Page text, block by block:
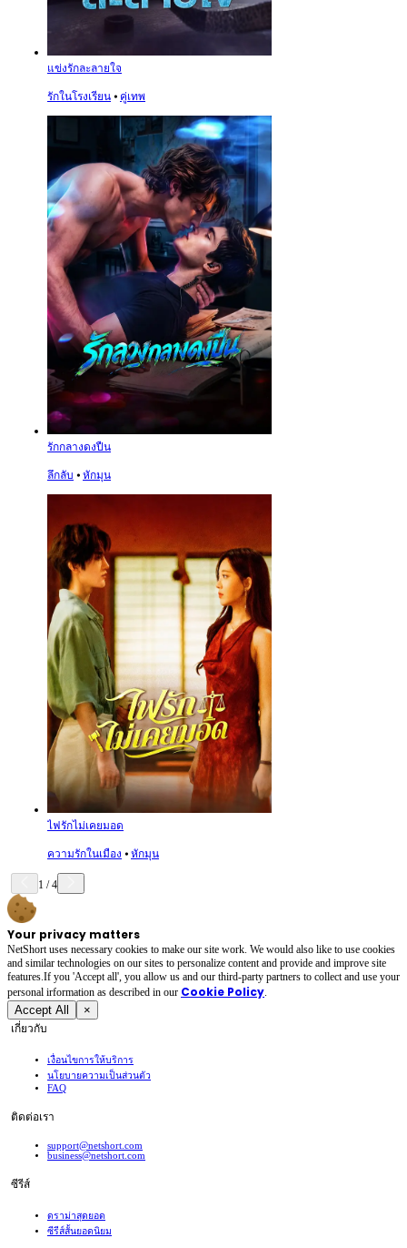
แข่งรักละลายใจ
รักในโรงเรียน ⦁ คู่เทพ
รักกลางดงปืน
ลึกลับ ⦁ หักมุน
ไฟรักไม่เคยมอด
ความรักในเมือง ⦁ หักมุน
1 /4
Your privacy matters
NetShort uses necessary cookies to make our site work. We would also like to use cookies
and similar technologies on our sites to personalize content and provide and improve site
features.If you 'Accept all', you allow us and our third-party partners to collect and use your
personal irformation as described in our Cookie Policy.
Accept All ×
เกี่ยวกับ
เงื่อนไขการให้บริการ
นโยบายความเป็นส่วนตัว
FAQ
ติดต่อเรา
support@netshort.com
business@netshort.com
ซีรีส์
ดราม่าสุดยอด
ซีรีส์สั้นยอดนิยม